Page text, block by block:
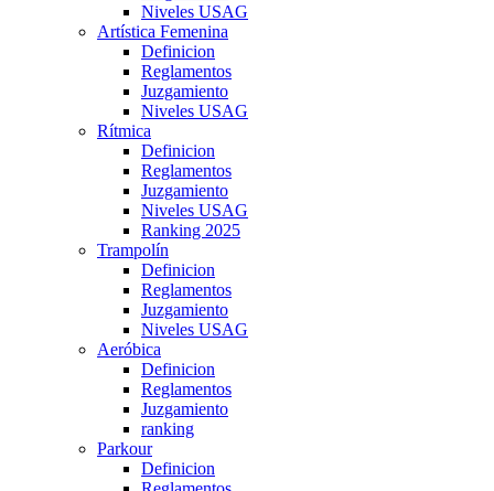
Niveles USAG
Artística Femenina
Definicion
Reglamentos
Juzgamiento
Niveles USAG
Rítmica
Definicion
Reglamentos
Juzgamiento
Niveles USAG
Ranking 2025
Trampolín
Definicion
Reglamentos
Juzgamiento
Niveles USAG
Aeróbica
Definicion
Reglamentos
Juzgamiento
ranking
Parkour
Definicion